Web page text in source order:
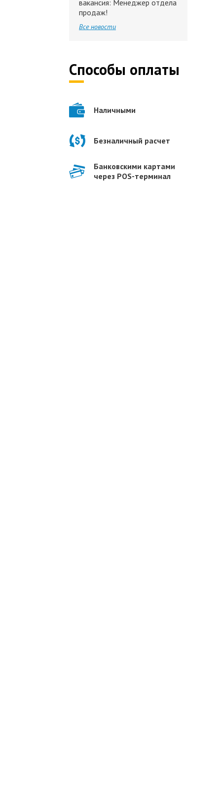
вакансия: Менеджер отдела
продаж!
Все новости
Способы оплаты
Наличными
Безналичный расчет
Банковскими картами
через POS-терминал